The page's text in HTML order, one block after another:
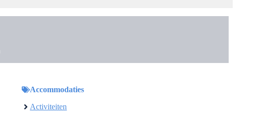
Accommodaties
Activiteiten